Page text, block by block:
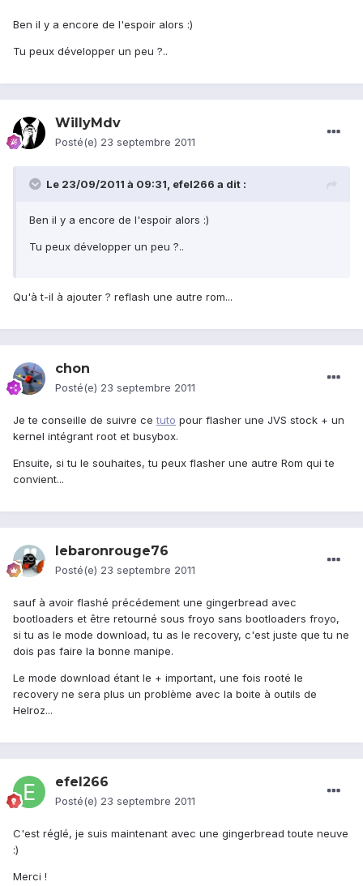
Ben il y a encore de l'espoir alors :)
Tu peux développer un peu ?..
WillyMdv
Posté(e) 23 septembre 2011
Le 23/09/2011 à 09:31, efel266 a dit :
Ben il y a encore de l'espoir alors :)
Tu peux développer un peu ?..
Qu'à t-il à ajouter ? reflash une autre rom...
chon
Posté(e) 23 septembre 2011
Je te conseille de suivre cetuto pour flasher une JVS stock + un
kernel intégrant root et busybox.
Ensuite, si tu le souhaites, tu peux flasher une autre Rom qui te
convient...
lebaronrouge76
Posté(e) 23 septembre 2011
sauf à avoir flashé précédement une gingerbread avec
bootloaders et être retourné sous froyo sans bootloaders froyo,
si tu as le mode download, tu as le recovery, c'est juste que tu ne
dois pas faire la bonne manipe.
Le mode download étant le + important, une fois rooté le
recovery ne sera plus un problème avec la boite à outils de
Helroz...
efel266
Posté(e) 23 septembre 2011
C'est réglé, je suis maintenant avec une gingerbread toute neuve
:)
Merci !